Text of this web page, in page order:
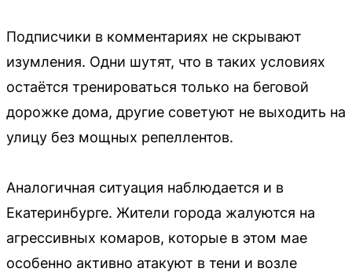
Подписчики в комментариях не скрывают
изумления. Одни шутят, что в таких условиях
остаётся тренироваться только на беговой
дорожке дома, другие советуют не выходить на
улицу без мощных репеллентов.
Аналогичная ситуация наблюдается и в
Екатеринбурге. Жители города жалуются на
агрессивных комаров, которые в этом мае
особенно активно атакуют в тени и возле